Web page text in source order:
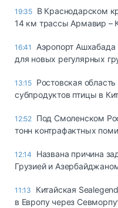
19:35 В Краснодарском
14 км трассы Армавир –
16:41
Аэропорт Ашхабада
для новых регулярных
13:15 Ростовская
субпродуктов птицы в
12:52 Под Смоленском
тонн контрафактных
12:14
Названа причина
Грузией и
11:13
Китайская
в Европу через